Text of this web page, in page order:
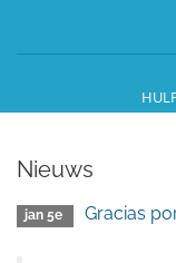
Nieuws
jan 5e Gracias